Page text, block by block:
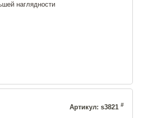
наглядности
Артикул: s3821 #